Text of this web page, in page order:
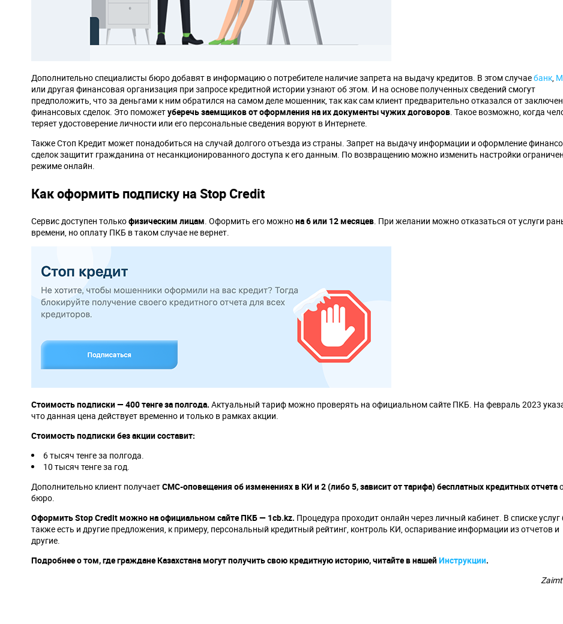
Дополнительно специалисты бюро добавят в информацию о потребителе наличие запрета на выдачу кредитов. В этом случаебанк,
или другая финансовая организация при запросе кредитной истории узнают об этом. И на основе полученных сведений смогут
предположить, что за деньгами к ним обратился на самом деле мошенник, так как сам клиент предварительно отказался от
финансовых сделок. Это поможетуберечь заемщиков от оформления на их документы чужих договоров. Такое возможно, когда
теряет удостоверение личности или его персональные сведения воруют в Интернете.
Также Стоп Кредит может понадобиться на случай долгого отъезда из страны. Запрет на выдачу информации и оформление
сделок защитит гражданина от несанкционированного доступа к его данным. По возвращению можно изменить настройки
режиме онлайн.
Как оформить подписку на Stop Credit
Сервис доступен толькофизическим лицам. Оформить его можнона 6 или 12 месяцев. При желании можно отказаться от услуги
времени, но оплату ПКБ в таком случае не вернет.
Стоимость подписки — 400 тенге за полгода. Актуальный тариф можно проверять на официальном сайте ПКБ. На февраль 2023
что данная цена действует временно и только в рамках акции.
Стоимость подписки без акции составит:
6 тысяч тенге за полгода.
10 тысяч тенге за год.
Дополнительно клиент получаетСМС-оповещения об изменениях в КИ и 2 (либо 5, зависит от тарифа) бесплатных кредитных отчета
бюро.
Оформить Stop Credit можно на официальном сайте ПКБ — 1cb.kz. Процедура проходит онлайн через личный кабинет. В списке
также есть и другие предложения, к примеру, персональный кредитный рейтинг, контроль КИ, оспаривание информации из отчетов и
другие.
Подробнее о том, где граждане Казахстана могут получить свою кредитную историю, читайте в нашейИнструкции.